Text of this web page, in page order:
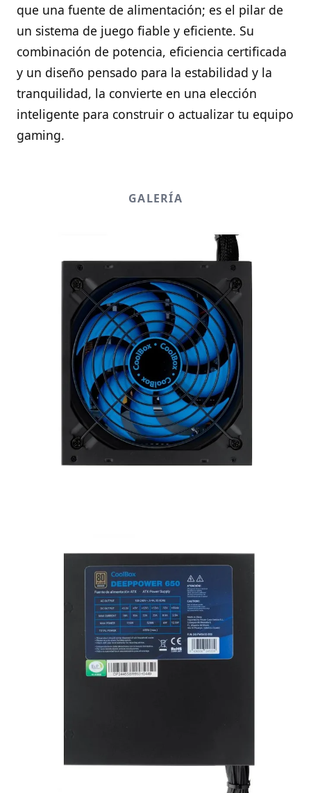
que una fuente de alimentación; es el pilar de
un sistema de juego fiable y eficiente. Su
combinación de potencia, eficiencia certificada
y un diseño pensado para la estabilidad y la
tranquilidad, la convierte en una elección
inteligente para construir o actualizar tu equipo
gaming.
GALERÍA